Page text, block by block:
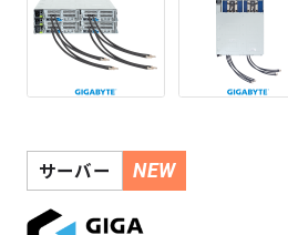
よくある質問
会社案内
サーバー NEW